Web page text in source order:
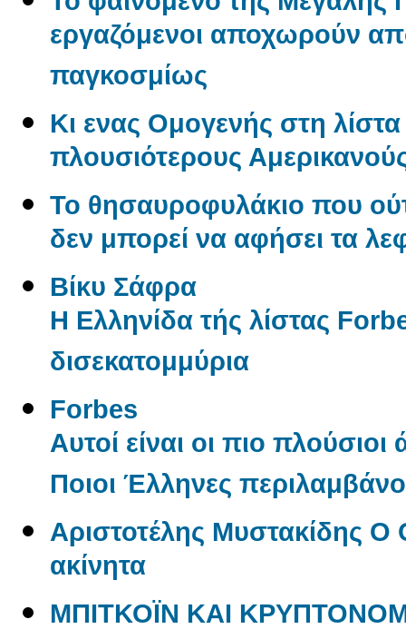
εργαζόμενοι αποχωρούν
παγκοσμίως
Κι ενας Ομογενής στη
πλουσιότερους
Το θησαυροφυλάκιο που
δεν μπορεί να αφήσει τα
Βίκυ Σάφρα
Η Ελληνίδα τής λίστας
δισεκατομμύρια
Forbes
Αυτοί είναι οι πιο
Ποιοι Έλληνες
Αριστοτέλης Μυστακίδης
ακίνητα
ΜΠΙΤΚΟΪΝ ΚΑΙ